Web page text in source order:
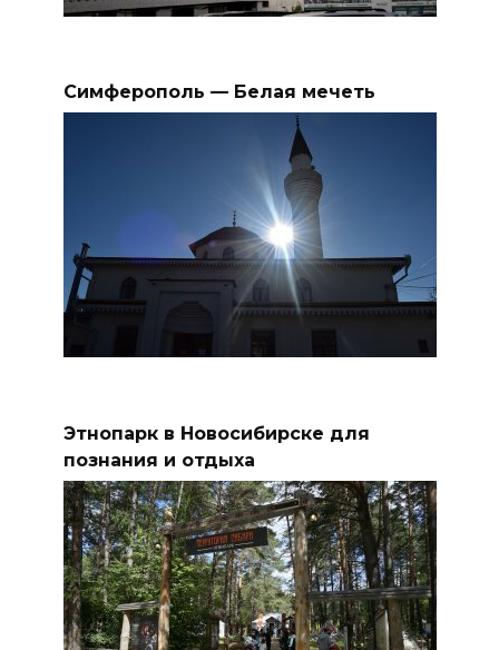
Симферополь — Белая мечеть
Этнопарк в Новосибирске для
познания и отдыха